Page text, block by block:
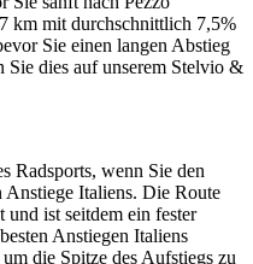
km mit durchschnittlich 7,5%
Sie einen langen Abstieg
Sie dies auf unserem Stelvio &
Radsports, wenn Sie den
Anstiege Italiens. Die Route
ist seitdem ein fester
Anstiegen Italiens
die Spitze des Aufstiegs zu